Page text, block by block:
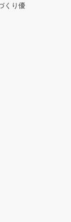
くり優